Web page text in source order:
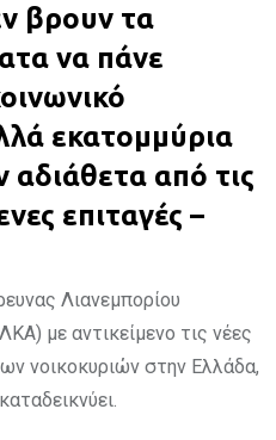
βρουν τα
να πάνε
εκατομμύρια
από τις
επιταγές –
Λιανεμπορίου
με αντικείμενο τις νέες
νοικοκυριών στην Ελλάδα,